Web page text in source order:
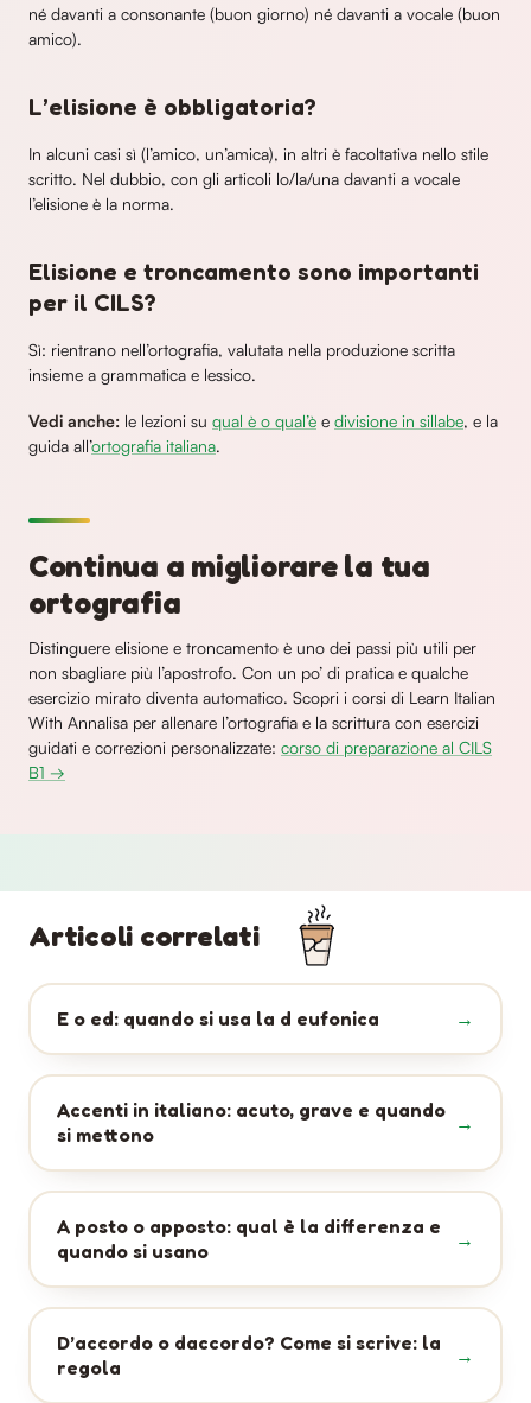
né davanti a consonante (buon giorno) né davanti a vocale (buon
amico).
L’elisione è obbligatoria?
In alcuni casi sì (l’amico, un’amica), in altri è facoltativa nello stile
scritto. Nel dubbio, con gli articoli lo/la/una davanti a vocale
l’elisione è la norma.
Elisione e troncamento sono importanti
per il CILS?
Sì: rientrano nell’ortografia, valutata nella produzione scritta
insieme a grammatica e lessico.
Vedi anche: le lezioni su qual è o qual’è e divisione in sillabe, e la
guida all’ortografia italiana.
Continua a migliorare la tua
ortografia
Distinguere elisione e troncamento è uno dei passi più utili per
non sbagliare più l’apostrofo. Con un po’ di pratica e qualche
esercizio mirato diventa automatico. Scopri i corsi di Learn Italian
With Annalisa per allenare l’ortografia e la scrittura con esercizi
guidati e correzioni personalizzate: corso di preparazione al CILS
B1 →
Articoli correlati
E o ed: quando si usa la d eufonica
Accenti in italiano: acuto, grave e quando
si mettono
A posto o apposto: qual è la differenza e
quando si usano
D’accordo o daccordo? Come si scrive: la
regola